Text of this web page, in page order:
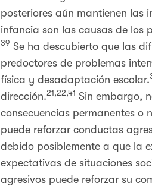
posteriores aún mantienen las
infancia son las causas de los
39 Se ha descubierto que las
predoctores de problemas
física y desadaptación escolar.
dirección.21,22,41 Sin embargo,
consecuencias permanentes o
puede reforzar conductas
debido posiblemente a que la
expectativas de situaciones
agresivos puede reforzar su